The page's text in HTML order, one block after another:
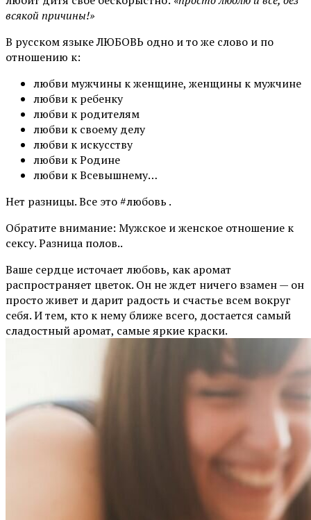
всякой причины!»
В русском языке ЛЮБОВЬ одно и то же слово и по
отношению к:
любви мужчины к женщине, женщины к мужчине
любви к ребенку
любви к родителям
любви к своему делу
любви к искусству
любви к Родине
любви к Всевышнему…
Нет разницы. Все это #любовь .
Обратите внимание: Мужское и женское отношение к
сексу. Разница полов..
Ваше сердце источает любовь, как аромат
распространяет цветок. Он не ждет ничего взамен — он
просто живет и дарит радость и счастье всем вокруг
себя. И тем, кто к нему ближе всего, достается самый
сладостный аромат, самые яркие краски.